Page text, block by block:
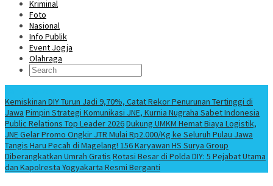
Kriminal
Foto
Nasional
Info Publik
Event Jogja
Olahraga
Kemiskinan DIY Turun Jadi 9,70%, Catat Rekor Penurunan Tertinggi di
Jawa Pimpin Strategi Komunikasi JNE, Kurnia Nugraha Sabet Indonesia
Public Relations Top Leader 2026Dukung UMKM Hemat Biaya Logistik,
JNE Gelar Promo Ongkir JTR Mulai Rp2.000/Kg ke Seluruh Pulau Jawa
Tangis Haru Pecah di Magelang! 156 Karyawan HS Surya Group
Diberangkatkan Umrah Gratis Rotasi Besar di Polda DIY: 5 Pejabat Utama
dan Kapolresta Yogyakarta Resmi Berganti